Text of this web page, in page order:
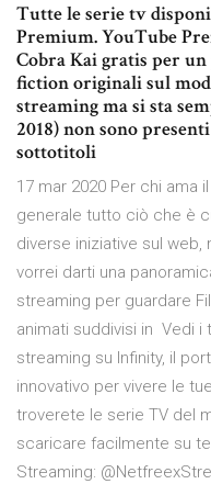
Tutte le serie tv
Premium. YouTube
Cobra Kai gratis per
fiction originali sul
streaming ma si sta
2018) non sono
sottotitoli
17 mar 2020 Per chi ama
generale tutto ciò che è
diverse iniziative sul
vorrei darti una
streaming per guardare
animati suddivisi in Vedi
streaming su Infinity, il
innovativo per vivere le
troverete le serie TV del
scaricare facilmente su
Streaming: